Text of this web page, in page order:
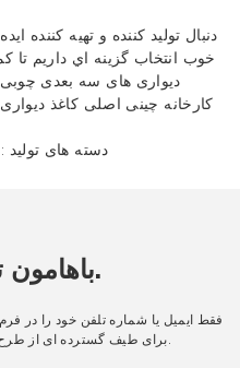
دنبال توليد کننده و تهيه کننده
خوب انتخاب گزينه اي داريم
دیواری های سه بعدی
کارخانه چینی اصلی کاغذ
دسته های تولید :
باهامون تماس بگير.
فقط ایمیل یا شماره تلفن خود را در فرم